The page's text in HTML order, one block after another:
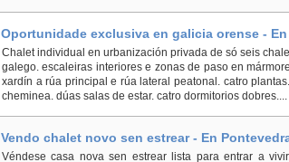
Oportunidade exclusiva en galicia orense -
Chalet individual en urbanización privada de só seis
galego. escaleiras interiores e zonas de paso en
xardín a rúa principal e rúa lateral peatonal. catro
cheminea. dúas salas de estar. catro dormitorios dobres....
Vendo chalet novo sen estrear - En
Véndese casa nova sen estrear lista para entrar a